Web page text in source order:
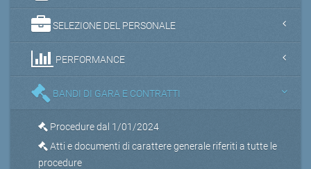
SELEZIONE DEL PERSONALE
PERFORMANCE
BANDI DI GARA E CONTRATTI
Procedure dal 1/01/2024
Atti e documenti di carattere generale riferiti a tutte le
procedure